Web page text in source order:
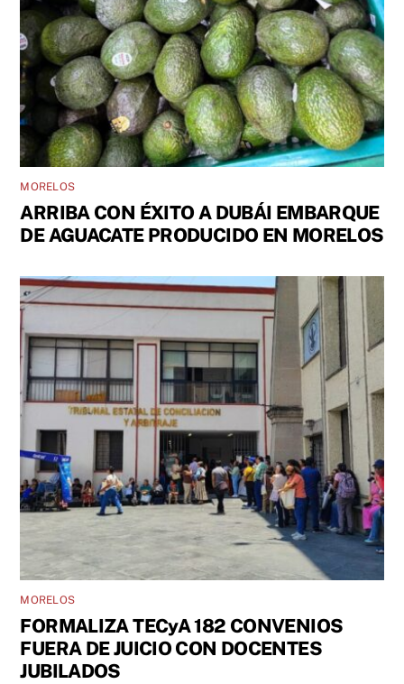
MORELOS
ARRIBA CON ÉXITO A DUBÁI EMBARQUE
DE AGUACATE PRODUCIDO EN MORELOS
MORELOS
FORMALIZA TECyA 182 CONVENIOS
FUERA DE JUICIO CON DOCENTES
JUBILADOS